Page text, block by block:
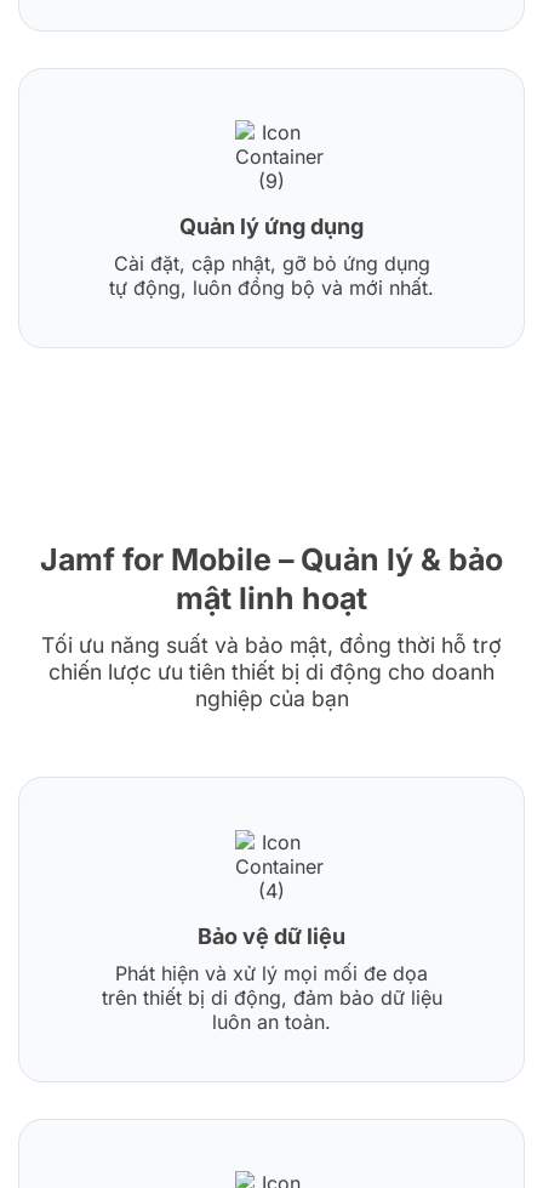
Quản lý ứng dụng
Cài đặt, cập nhật, gỡ bỏ ứng dụng
tự động, luôn đồng bộ và mới nhất.
Jamf for Mobile – Quản lý & bảo
mật linh hoạt
Tối ưu năng suất và bảo mật, đồng thời hỗ trợ
chiến lược ưu tiên thiết bị di động cho doanh
nghiệp của bạn
Bảo vệ dữ liệu
Phát hiện và xử lý mọi mối đe dọa
trên thiết bị di động, đảm bảo dữ liệu
luôn an toàn.